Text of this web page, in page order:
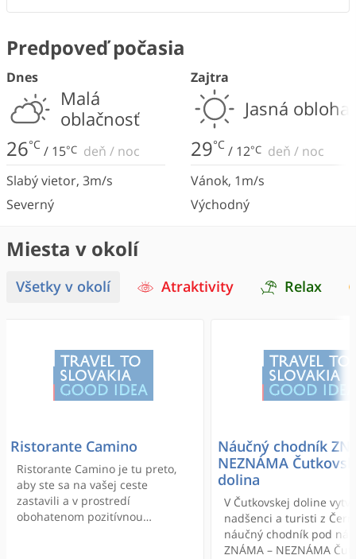
Predpoveď počasia
Dnes
Malá
oblačnosť
26°C / 15°C deň / noc
Slabý vietor, 3m/s
Severný
Zajtra
Jasná obloha
29°C / 12°C deň / noc
Vánok, 1m/s
Východný
Miesta v okolí
Všetky v okolí Atraktivity Relax
Ristorante Camino
Ristorante Camino je tu preto,
aby ste sa na vašej ceste
zastavili a v prostredí
obohatenom pozitívnou
Náučný chodník
NEZNÁMA
dolina
V Čutkovskej doline
nadšenci a turisti z
náučný chodník pod
ZNÁMA – NEZNÁMA